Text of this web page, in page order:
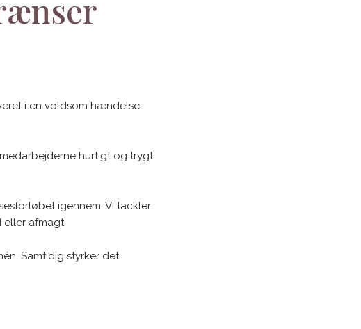
i en voldsom hændelse
hurtigt og trygt
igennem. Vi tackler
eller afmagt.
Samtidig styrker det